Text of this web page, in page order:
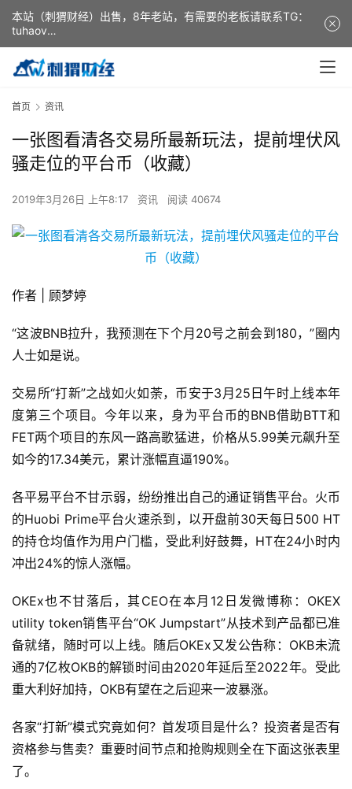
首页 资讯
一张图看清各交易所最新玩法，提前埋伏风
骚走位的平台币（收藏）
2019年3月26日 上午8:17 资讯 阅读 40674
作者 | 顾梦婷
“这波BNB拉升，我预测在下个月20号之前会到180，”圈内
人士如是说。
交易所“打新”之战如火如荼，币安于3月25日午时上线本年
度第三个项目。今年以来，身为平台币的BNB借助BTT和
FET两个项目的东风一路高歌猛进，价格从5.99美元飙升至
如今的17.34美元，累计涨幅直逼190%。
各平易平台不甘示弱，纷纷推出自己的通证销售平台。火币
的Huobi Prime平台火速杀到，以开盘前30天每日500 HT
的持仓均值作为用户门槛，受此利好鼓舞，HT在24小时内
冲出24%的惊人涨幅。
OKEx也不甘落后，其CEO在本月12日发微博称：OKEX
utility token销售平台“OK Jumpstart”从技术到产品都已准
备就绪，随时可以上线。随后OKEx又发公告称：OKB未流
通的7亿枚OKB的解锁时间由2020年延后至2022年。受此
重大利好加持，OKB有望在之后迎来一波暴涨。
各家“打新”模式究竟如何？首发项目是什么？投资者是否有
资格参与售卖？重要时间节点和抢购规则全在下面这张表里
了。
本站（刺猬财经）出售，8年老站，有需要的老板请联系TG：
tuhaov
This website (ciweicaijing) is for sale. It is a 8-year-old
website. If you need it, please contact TG: tuhaov